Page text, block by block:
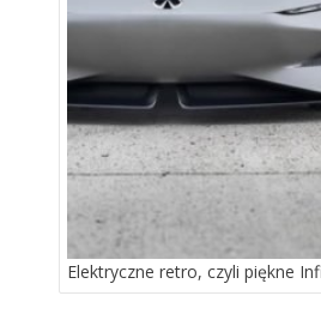
Elektryczne retro, czyli piękne